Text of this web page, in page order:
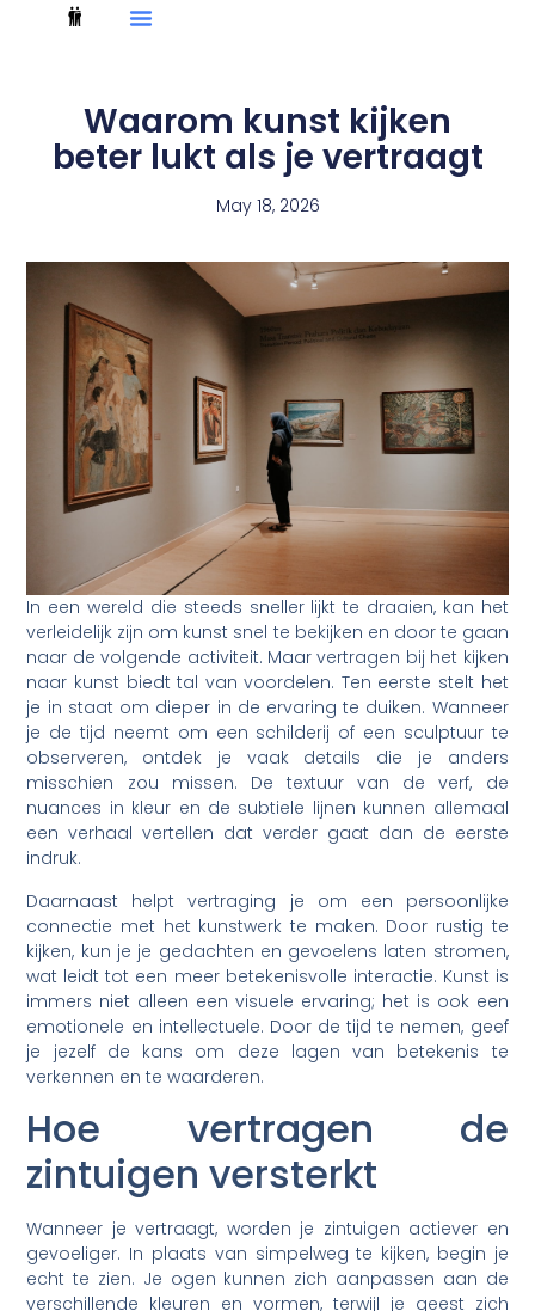
Waarom kunst kijken
beter lukt als je vertraagt
May 18, 2026
In een wereld die steeds sneller lijkt te draaien, kan het
verleidelijk zijn om kunst snel te bekijken en door te gaan
naar de volgende activiteit. Maar vertragen bij het kijken
naar kunst biedt tal van voordelen. Ten eerste stelt het
je in staat om dieper in de ervaring te duiken. Wanneer
je de tijd neemt om een schilderij of een sculptuur te
observeren, ontdek je vaak details die je anders
misschien zou missen. De textuur van de verf, de
nuances in kleur en de subtiele lijnen kunnen allemaal
een verhaal vertellen dat verder gaat dan de eerste
indruk.
Daarnaast helpt vertraging je om een persoonlijke
connectie met het kunstwerk te maken. Door rustig te
kijken, kun je je gedachten en gevoelens laten stromen,
wat leidt tot een meer betekenisvolle interactie. Kunst is
immers niet alleen een visuele ervaring; het is ook een
emotionele en intellectuele. Door de tijd te nemen, geef
je jezelf de kans om deze lagen van betekenis te
verkennen en te waarderen.
Hoe vertragen de
zintuigen versterkt
Wanneer je vertraagt, worden je zintuigen actiever en
gevoeliger. In plaats van simpelweg te kijken, begin je
echt te zien. Je ogen kunnen zich aanpassen aan de
verschillende kleuren en vormen, terwijl je geest zich